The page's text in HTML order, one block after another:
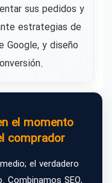
sus pedidos y
estrategias de
Google, y diseño
el momento
comprador
el verdadero